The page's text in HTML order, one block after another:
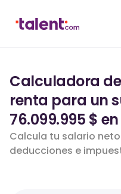
Calculadora
renta para un
76.099.995 $
Calcula tu salario
deducciones e